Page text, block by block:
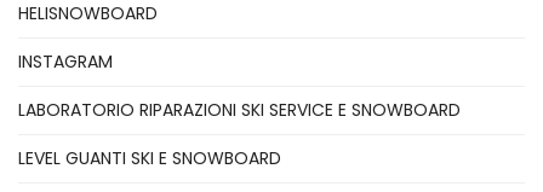
HELISNOWBOARD
INSTAGRAM
LABORATORIO RIPARAZIONI SKI SERVICE E SNOWBOARD
LEVEL GUANTI SKI E SNOWBOARD